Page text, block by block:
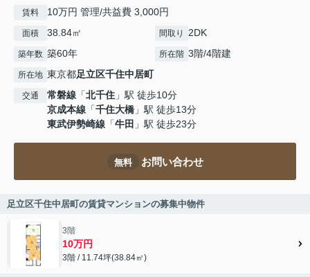
賃料 10万円 管理/共益費 3,000円
面積 38.84㎡ 間取り 2DK
築年数 築60年 所在階 3階/4階建
所在地 東京都足立区千住中居町
交通 常磐線 「北千住 」駅 徒歩10分
京成本線 「千住大橋 」駅 徒歩13分
東武伊勢崎線 「牛田 」駅 徒歩23分
無料 お問い合わせ
足立区千住中居町の賃貸マンションの募集中物件
3階
10万円
3階 / 11.74坪(38.84㎡)